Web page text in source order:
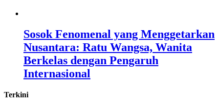
Sosok Fenomenal yang Menggetarkan
Nusantara: Ratu Wangsa, Wanita
Berkelas dengan Pengaruh
Internasional
Terkini